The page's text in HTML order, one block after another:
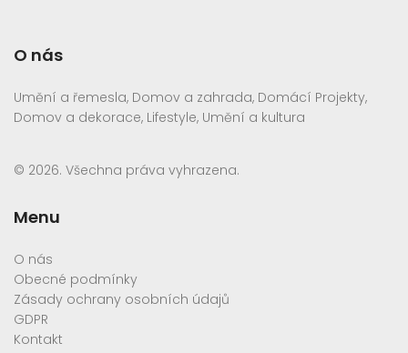
O nás
Umění a řemesla, Domov a zahrada, Domácí Projekty,
Domov a dekorace, Lifestyle, Umění a kultura
© 2026. Všechna práva vyhrazena.
Menu
O nás
Obecné podmínky
Zásady ochrany osobních údajů
GDPR
Kontakt